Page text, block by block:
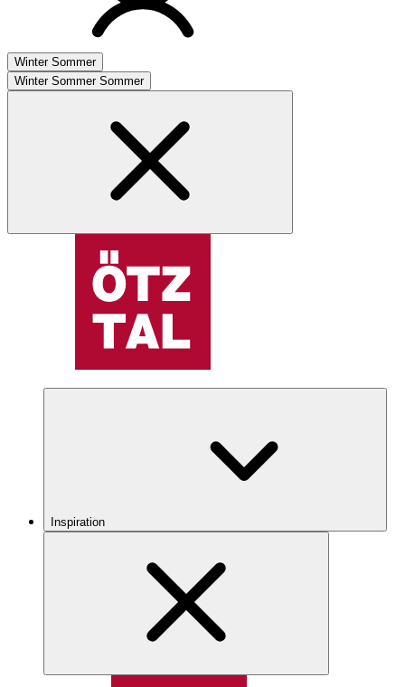
Winter Sommer
Winter Sommer Sommer
Inspiration